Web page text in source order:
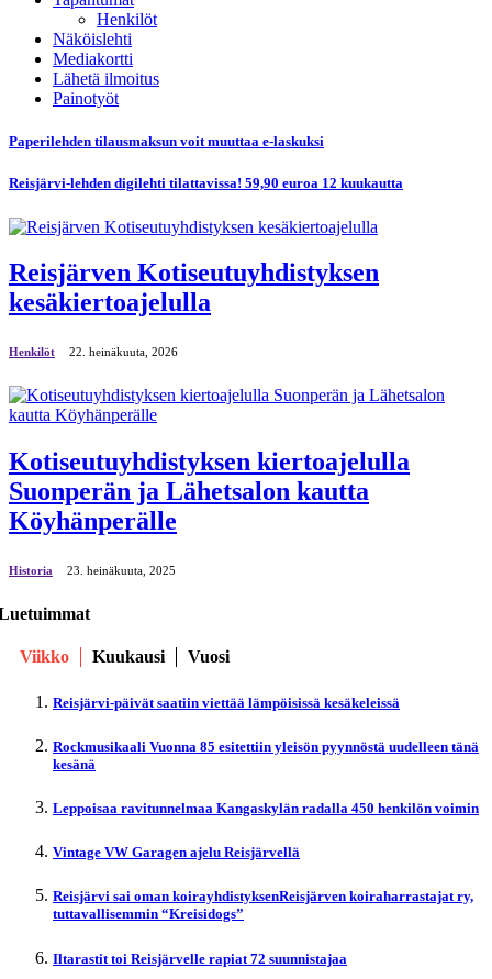
Henkilöt
Näköislehti
Mediakortti
Lähetä ilmoitus
Painotyöt
Paperilehden tilausmaksun voit muuttaa e-laskuksi
Reisjärvi-lehden digilehti tilattavissa! 59,90 euroa 12 kuukautta
Reisjärven Kotiseutuyhdistyksen
kesäkiertoajelulla
Henkilöt 22. heinäkuuta, 2026
Kotiseutuyhdistyksen kiertoajelulla
Suonperän ja Lähetsalon kautta
Köyhänperälle
Historia 23. heinäkuuta, 2025
Viikko Kuukausi Vuosi
Reisjärvi-päivät saatiin viettää lämpöisissä kesäkeleissä
Rockmusikaali Vuonna 85 esitettiin yleisön pyynnöstä uudelleen tänä
kesänä
Leppoisaa ravitunnelmaa Kangaskylän radalla 450 henkilön voimin
Vintage VW Garagen ajelu Reisjärvellä
Reisjärvi sai oman koirayhdistyksenReisjärven koiraharrastajat ry,
tuttavallisemmin “Kreisidogs”
Iltarastit toi Reisjärvelle rapiat 72 suunnistajaa